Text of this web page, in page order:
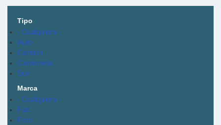
Tipo
- Cualquiera -
Auto
Camión
Camioneta
Suv
Marca
- Cualquiera -
Fiat
Ford